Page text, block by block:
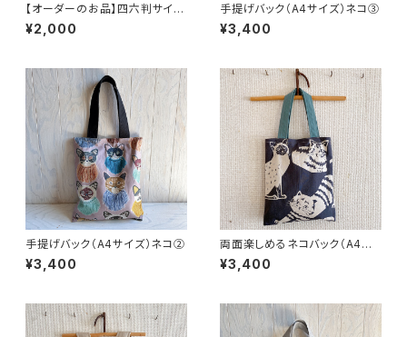
【オーダーのお品】四六判サイズ
のブックカバー
¥2,000
手提げバック（A4サイズ）ネコ③
¥3,400
手提げバック（A4サイズ）ネコ②
¥3,400
両面楽しめるネコバック（A4サ
イズ）⑪
¥3,400